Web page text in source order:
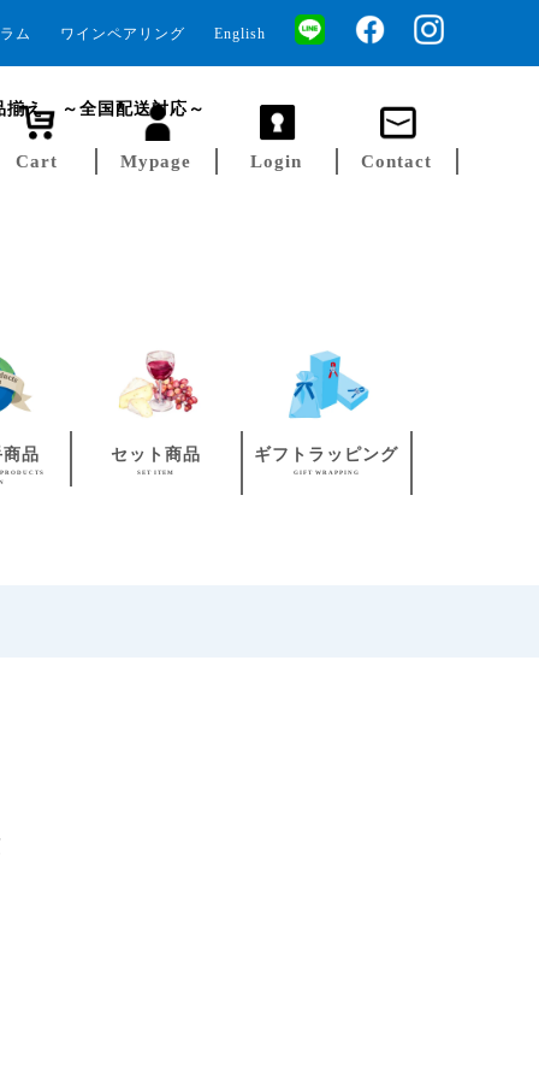
English
ワインペアリング
ム
揃え ～全国配送対応～
Contact
Login
Mypage
Cart
商品 セット商品
SET ITEM
ギフトラッピング
GIFT WRAPPING